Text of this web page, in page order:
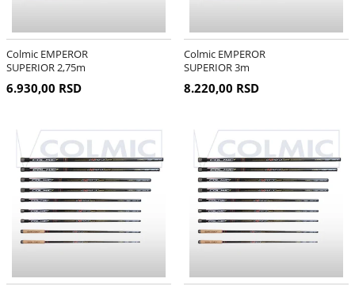
Colmic EMPEROR
SUPERIOR 2,75m
6.930,00 RSD
Colmic EMPEROR
SUPERIOR 3m
8.220,00 RSD